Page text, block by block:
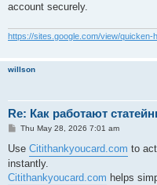
account securely.
https://sites.google.com/view/quicken-
willson
Re: Как работают
P
s
Thu May 28, 2026 7:01 am
Use Citithankyoucard.com to
instantly.
Citithankyoucard.com helps